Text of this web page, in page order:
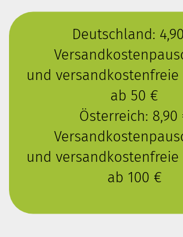
Deutschland:
und versandkostenfreie
ab 50 €
Österreich: 8,90
und versandkostenfreie
ab 100 €